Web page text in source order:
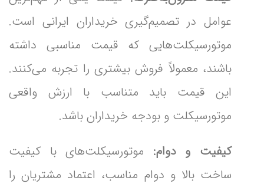
عوامل در تصمیم‌گیری خریداران ایرانی است.
موتورسیکلت‌هایی که قیمت مناسبی داشته
باشند، معمولاً فروش بیشتری را تجربه می‌کنند.
این قیمت باید متناسب با ارزش واقعی
موتورسیکلت و بودجه خریداران باشد.
کیفیت و دوام: موتورسیکلت‌های با کیفیت
ساخت بالا و دوام مناسب، اعتماد مشتریان را